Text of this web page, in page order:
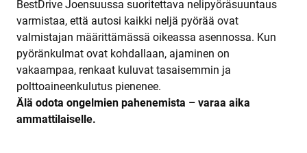
BestDrive Joensuussa suoritettava nelipyöräsuuntaus
varmistaa, että autosi kaikki neljä pyörää ovat
valmistajan määrittämässä oikeassa asennossa. Kun
pyöränkulmat ovat kohdallaan, ajaminen on
vakaampaa, renkaat kuluvat tasaisemmin ja
polttoaineenkulutus pienenee.
Älä odota ongelmien pahenemista – varaa aika
ammattilaiselle.